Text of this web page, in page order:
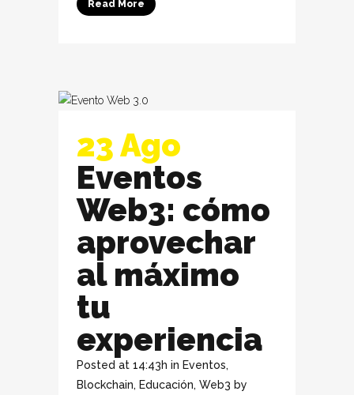
Read More
23 Ago
Eventos
Web3: cómo
aprovechar
al máximo
tu
experiencia
Posted at 14:43h in Eventos,
Blockchain, Educación, Web3 by